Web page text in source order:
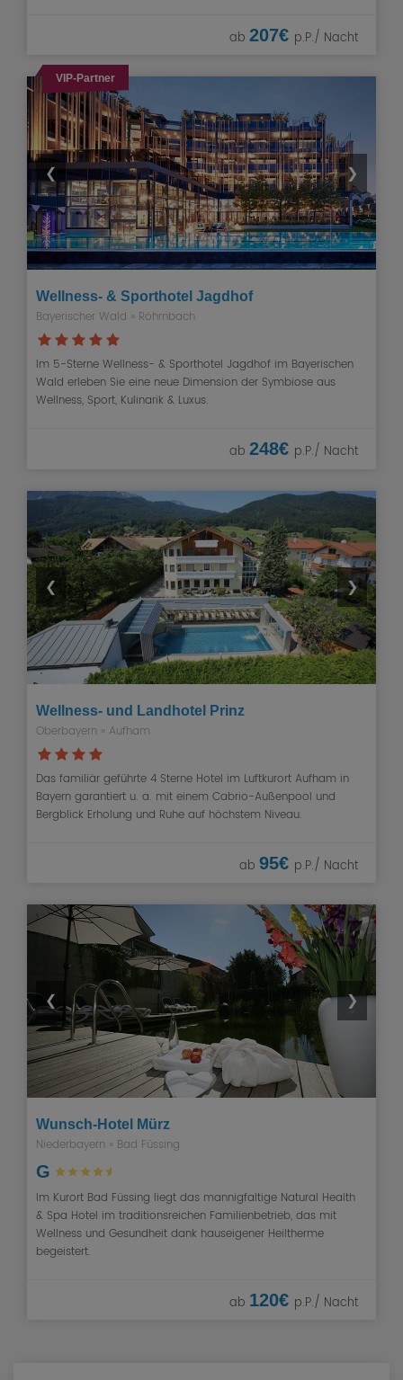
ab 207€ p.P./ Nacht
VIP-Partner
❮ ❯
Wellness- & Sporthotel Jagdhof
Bayerischer Wald » Röhrnbach
Im 5-Sterne Wellness- & Sporthotel Jagdhof im Bayerischen
Wald erleben Sie eine neue Dimension der Symbiose aus
Wellness, Sport, Kulinarik & Luxus.
ab 248€ p.P./ Nacht
❮ ❯
Wellness- und Landhotel Prinz
Oberbayern » Aufham
Das familiär geführte 4 Sterne Hotel im Luftkurort Aufham in
Bayern garantiert u. a. mit einem Cabrio-Außenpool und
Bergblick Erholung und Ruhe auf höchstem Niveau.
ab 95€ p.P./ Nacht
❮ ❯
Wunsch-Hotel Mürz
Niederbayern » Bad Füssing
G
Im Kurort Bad Füssing liegt das mannigfaltige Natural Health
& Spa Hotel im traditionsreichen Familienbetrieb, das mit
Wellness und Gesundheit dank hauseigener Heiltherme
begeistert.
ab 120€ p.P./ Nacht